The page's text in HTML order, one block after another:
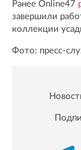
Ранее Online47
завершили
коллекции
Фото: пресс-